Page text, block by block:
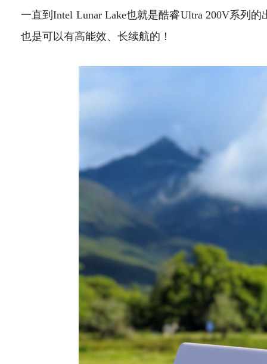
一直到Intel Lunar Lake也就是酷睿Ultra 200V系列
也是可以有高能效、长续航的！